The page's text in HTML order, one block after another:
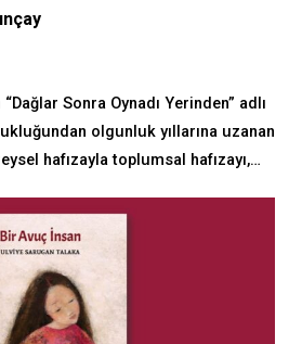
Sonra Oynadı Yerinden” adlı
olgunluk yıllarına uzanan
hafızayla toplumsal hafızayı,…